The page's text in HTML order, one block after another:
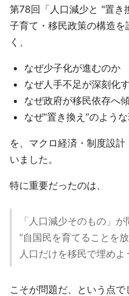
第78回「人口減少と "置
子育て・移民政策の構造
く、
なぜ少子化が進むのか
なぜ人手不足が深刻化
なぜ政府が移民依存へ
なぜ“置き換え”のよう
を、マクロ経済・制度設
いました。
特に重要だったのは、
「人口減少そのもの」が
“自国民を育てることを
人口だけを移民で埋めよ
こそが問題だ、という点で